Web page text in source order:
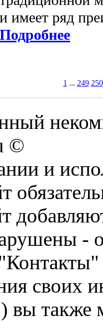
и имеет ряд
Подробнее
1 ... 249 250
©
и
-
своих
вы также